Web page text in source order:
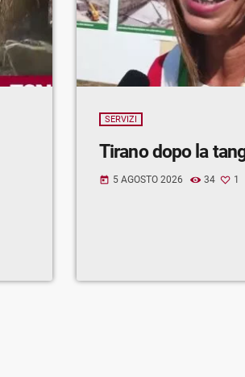
SERVIZI
Tirano dopo la
today 5 AGOSTO 2026 34 1